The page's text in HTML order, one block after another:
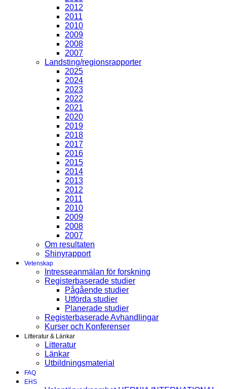
2012
2011
2010
2009
2008
2007
Landsting/regionsrapporter
2025
2024
2023
2022
2021
2020
2019
2018
2017
2016
2015
2014
2013
2012
2011
2010
2009
2008
2007
Om resultaten
Shinyrapport
Vetenskap
Intresseanmälan för forskning
Registerbaserade studier
Pågående studier
Utförda studier
Planerade studier
Registerbaserade Avhandlingar
Kurser och Konferenser
Litteratur & Länkar
Litteratur
Länkar
Utbildningsmaterial
FAQ
EHS